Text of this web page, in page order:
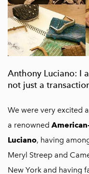
Anthony Luciano: I
not just a
We were very excited
a renowned
Luciano, having
Meryl Streep and
New York and having